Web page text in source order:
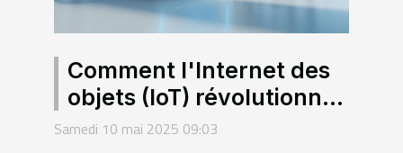
Comment l'Internet des
objets (IoT) révolutionne
le secteur de la santé en
Samedi 10 mai 2025 09:03